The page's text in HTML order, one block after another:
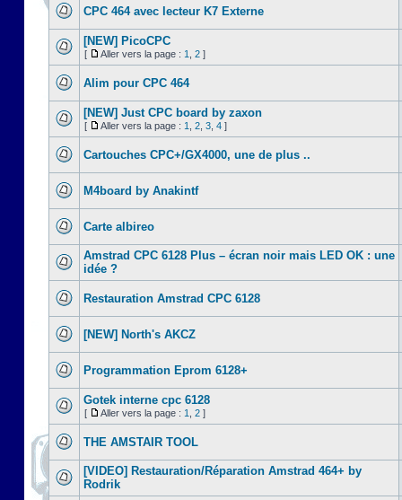
CPC 464 avec lecteur K7 Externe
[NEW] PicoCPC
[ Aller vers la page : 1 2 ]
Alim pour CPC 464
[NEW] Just CPC board by zaxon
[ Aller vers la page : 1 2 3 4 ]
Cartouches CPC+/GX4000, une de plus ..
M4board by Anakintf
Carte albireo
Amstrad CPC 6128 Plus – écran noir mais LED OK : une
idée ?
Restauration Amstrad CPC 6128
[NEW] North's AKCZ
Programmation Eprom 6128+
Gotek interne cpc 6128
[ Aller vers la page : 1 2 ]
THE AMSTAIR TOOL
[VIDEO] Restauration/Réparation Amstrad 464+ by
Rodrik